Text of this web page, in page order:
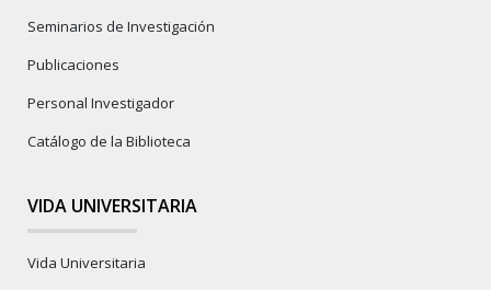
Seminarios de Investigación
Publicaciones
Personal Investigador
Catálogo de la Biblioteca
VIDA UNIVERSITARIA
Vida Universitaria